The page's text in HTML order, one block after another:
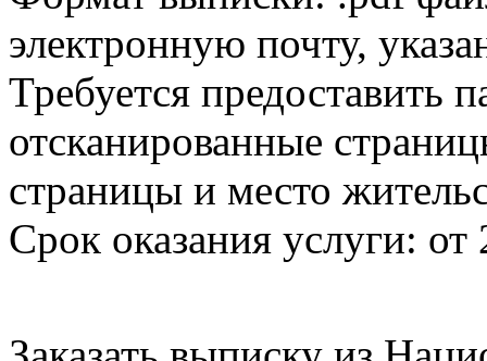
электронную почту,
Требуется предоставить
отсканированные
страницы и место
Срок оказания услуги: от